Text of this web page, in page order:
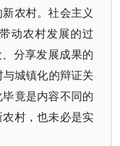
农村。社会主义
动农村发展的过
分享发展成果的
城镇化的辩证关
竟是内容不同的
村，也未必是实